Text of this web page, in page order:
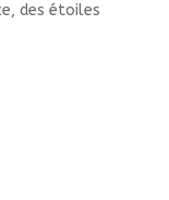
des étoiles